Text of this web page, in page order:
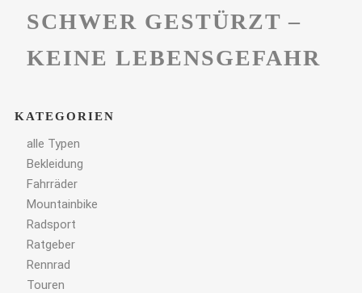
SCHWER GESTÜRZT –
KEINE LEBENSGEFAHR
KATEGORIEN
alle Typen
Bekleidung
Fahrräder
Mountainbike
Radsport
Ratgeber
Rennrad
Touren